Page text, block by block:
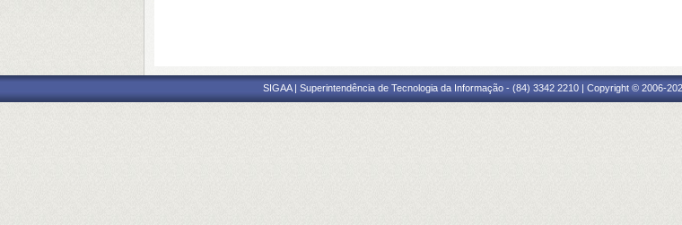
SIGAA | Superintendência de Tecnologia da Informação - (84) 3342 2210 | Copyright © 2006-